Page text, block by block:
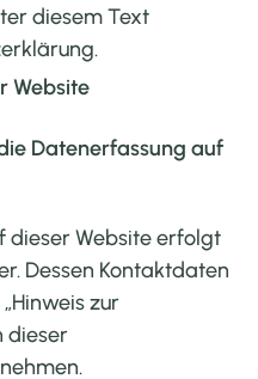
diesem Text
Website
Datenerfassung auf
dieser Website erfolgt
Dessen Kontaktdaten
zur
dieser